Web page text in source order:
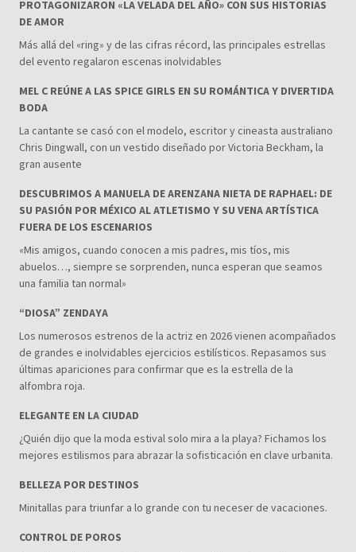
PROTAGONIZARON «LA VELADA DEL AÑO» CON SUS HISTORIAS
DE AMOR
Más allá del «ring» y de las cifras récord, las principales estrellas
del evento regalaron escenas inolvidables
MEL C REÚNE A LAS SPICE GIRLS EN SU ROMÁNTICA Y DIVERTIDA
BODA
La cantante se casó con el modelo, escritor y cineasta australiano
Chris Dingwall, con un vestido diseñado por Victoria Beckham, la
gran ausente
DESCUBRIMOS A MANUELA DE ARENZANA NIETA DE RAPHAEL: DE
SU PASIÓN POR MÉXICO AL ATLETISMO Y SU VENA ARTÍSTICA
FUERA DE LOS ESCENARIOS
«Mis amigos, cuando conocen a mis padres, mis tíos, mis
abuelos…, siempre se sorprenden, nunca esperan que seamos
una familia tan normal»
“DIOSA” ZENDAYA
Los numerosos estrenos de la actriz en 2026 vienen acompañados
de grandes e inolvidables ejercicios estilísticos. Repasamos sus
últimas apariciones para confirmar que es la estrella de la
alfombra roja.
ELEGANTE EN LA CIUDAD
¿Quién dijo que la moda estival solo mira a la playa? Fichamos los
mejores estilismos para abrazar la sofisticación en clave urbanita.
BELLEZA POR DESTINOS
Minitallas para triunfar a lo grande con tu neceser de vacaciones.
CONTROL DE POROS